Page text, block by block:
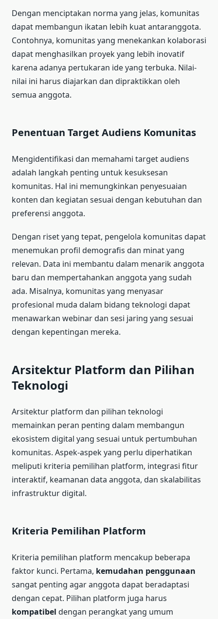
Dengan menciptakan norma yang jelas, komunitas
dapat membangun ikatan lebih kuat antaranggota.
Contohnya, komunitas yang menekankan kolaborasi
dapat menghasilkan proyek yang lebih inovatif
karena adanya pertukaran ide yang terbuka. Nilai-
nilai ini harus diajarkan dan dipraktikkan oleh
semua anggota.
Penentuan Target Audiens Komunitas
Mengidentifikasi dan memahami target audiens
adalah langkah penting untuk kesuksesan
komunitas. Hal ini memungkinkan penyesuaian
konten dan kegiatan sesuai dengan kebutuhan dan
preferensi anggota.
Dengan riset yang tepat, pengelola komunitas dapat
menemukan profil demografis dan minat yang
relevan. Data ini membantu dalam menarik anggota
baru dan mempertahankan anggota yang sudah
ada. Misalnya, komunitas yang menyasar
profesional muda dalam bidang teknologi dapat
menawarkan webinar dan sesi jaring yang sesuai
dengan kepentingan mereka.
Arsitektur Platform dan Pilihan
Teknologi
Arsitektur platform dan pilihan teknologi
memainkan peran penting dalam membangun
ekosistem digital yang sesuai untuk pertumbuhan
komunitas. Aspek-aspek yang perlu diperhatikan
meliputi kriteria pemilihan platform, integrasi fitur
interaktif, keamanan data anggota, dan skalabilitas
infrastruktur digital.
Kriteria Pemilihan Platform
Kriteria pemilihan platform mencakup beberapa
faktor kunci. Pertama, kemudahan penggunaan
sangat penting agar anggota dapat beradaptasi
dengan cepat. Pilihan platform juga harus
kompatibel dengan perangkat yang umum